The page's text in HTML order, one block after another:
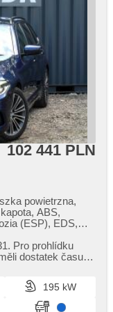
102 441 PLN
powietrzna,
ABS,
(ESP), EDS,
ukazatel
ruchu, asystent
natężenia
2 strefowa
adaptivní
Pro prohlídku
dostatek času
195 kW